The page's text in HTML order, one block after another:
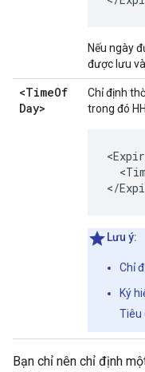
Nếu ngày
được lưu
<TimeOf
Day>
Chỉ định
trong đó
<
<
</
Lưu ý:
Chỉ
Ký
Tiêu
Bạn chỉ nên chỉ định